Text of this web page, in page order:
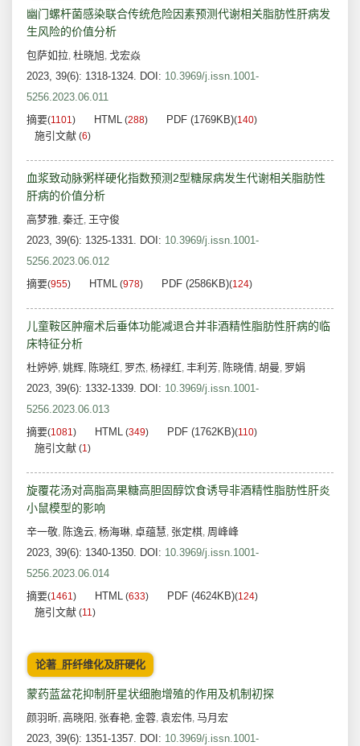
幽门螺杆菌感染联合传统危险因素预测代谢相关脂肪性肝病发
生风险的价值分析
包萨如拉, 杜晓旭, 戈宏焱
2023, 39(6): 1318-1324. DOI: 10.3969/j.issn.1001-
5256.2023.06.011
摘要(1101) HTML (288) PDF (1769KB)(140)
施引文献 (6)
血浆致动脉粥样硬化指数预测2型糖尿病发生代谢相关脂肪性
肝病的价值分析
高梦雅, 秦迁, 王守俊
2023, 39(6): 1325-1331. DOI: 10.3969/j.issn.1001-
5256.2023.06.012
摘要(955) HTML (978) PDF (2586KB)(124)
儿童鞍区肿瘤术后垂体功能减退合并非酒精性脂肪性肝病的临
床特征分析
杜婷婷, 姚辉, 陈晓红, 罗杰, 杨禄红, 丰利芳, 陈晓倩, 胡曼, 罗娟
2023, 39(6): 1332-1339. DOI: 10.3969/j.issn.1001-
5256.2023.06.013
摘要(1081) HTML (349) PDF (1762KB)(110)
施引文献 (1)
旋覆花汤对高脂高果糖高胆固醇饮食诱导非酒精性脂肪性肝炎
小鼠模型的影响
辛一敬, 陈逸云, 杨海琳, 卓蕴慧, 张定棋, 周峰峰
2023, 39(6): 1340-1350. DOI: 10.3969/j.issn.1001-
5256.2023.06.014
摘要(1461) HTML (633) PDF (4624KB)(124)
施引文献 (11)
论著_肝纤维化及肝硬化
蒙药蓝盆花抑制肝星状细胞增殖的作用及机制初探
颜羽昕, 高晓阳 , 张春艳, 金蓉, 袁宏伟, 马月宏
2023, 39(6): 1351-1357. DOI: 10.3969/j.issn.1001-